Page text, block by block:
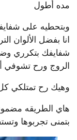
مده أطول
وبتحطيه على
انا بفضل الألوان
شفايفك بتكرري
الروج ورح
وهيك رح تمتلكي
هاي الطريقه
بتمنى تجربوها